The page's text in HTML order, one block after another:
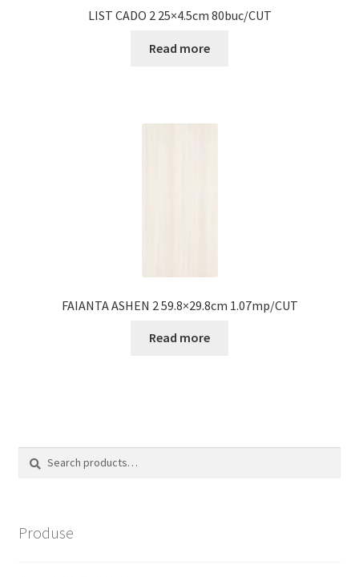
LIST CADO 2 25×4.5cm 80buc/CUT
Read more
FAIANTA ASHEN 2 59.8×29.8cm 1.07mp/CUT
Read more
Search
Search
Produse